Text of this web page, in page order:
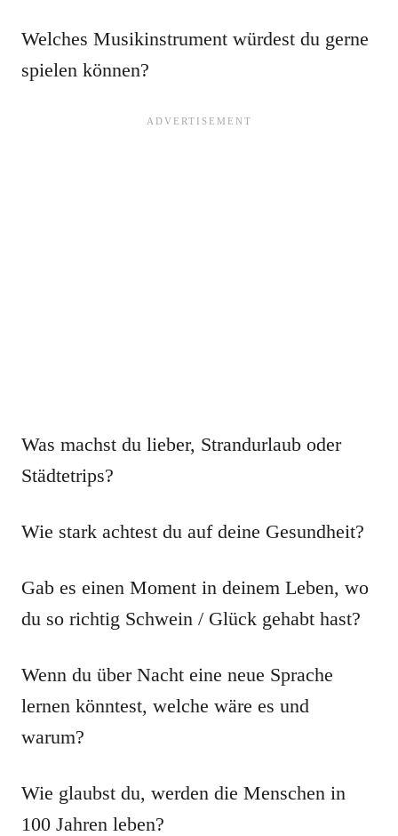
Welches Musikinstrument würdest du gerne
spielen können?
Was machst du lieber, Strandurlaub oder
Städtetrips?
Wie stark achtest du auf deine Gesundheit?
Gab es einen Moment in deinem Leben, wo
du so richtig Schwein / Glück gehabt hast?
Wenn du über Nacht eine neue Sprache
lernen könntest, welche wäre es und
warum?
Wie glaubst du, werden die Menschen in
100 Jahren leben?